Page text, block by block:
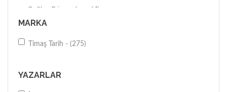
Çağlar-Dönemler - (4)
Araştırma-İnceleme - (3)
Anı-Yaşam - (3)
MARKA
Timaş Tarih - (275)
YAZARLAR